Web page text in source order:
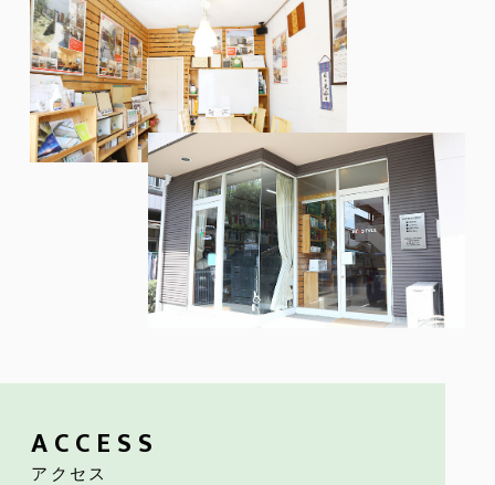
ACCESS
アクセス